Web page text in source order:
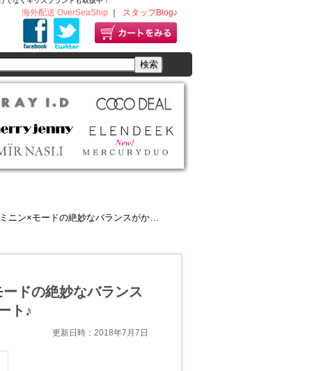
海外配送 OverSeaShip スタッフBlog♪
妙なバランスがかわいい大注目ブランドスタート♪
ドの絶妙なバランス
ト♪
更新日時：2018年7月7日